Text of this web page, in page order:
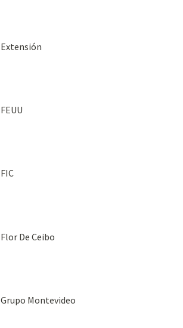
Extensión
FEUU
FIC
Flor De Ceibo
Grupo Montevideo